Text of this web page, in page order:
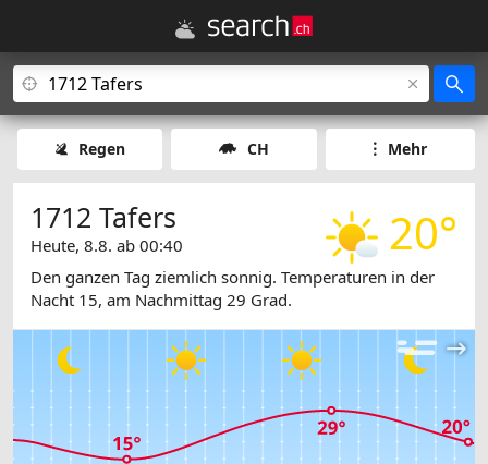
Regen CH Mehr
20°
1712 Tafers
Heute, 8.8. ab 00:40
Den ganzen Tag ziemlich sonnig. Temperaturen in der
Nacht 15, am Nachmittag 29 Grad.